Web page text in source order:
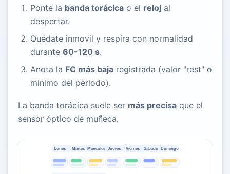
Ponte la banda torácica o el reloj al
despertar.
Quédate inmovil y respira con normalidad
durante 60-120 s.
Anota la FC más baja registrada (valor "rest" o
minimo del periodo).
La banda torácica suele ser más precisa que el
sensor óptico de muñeca.